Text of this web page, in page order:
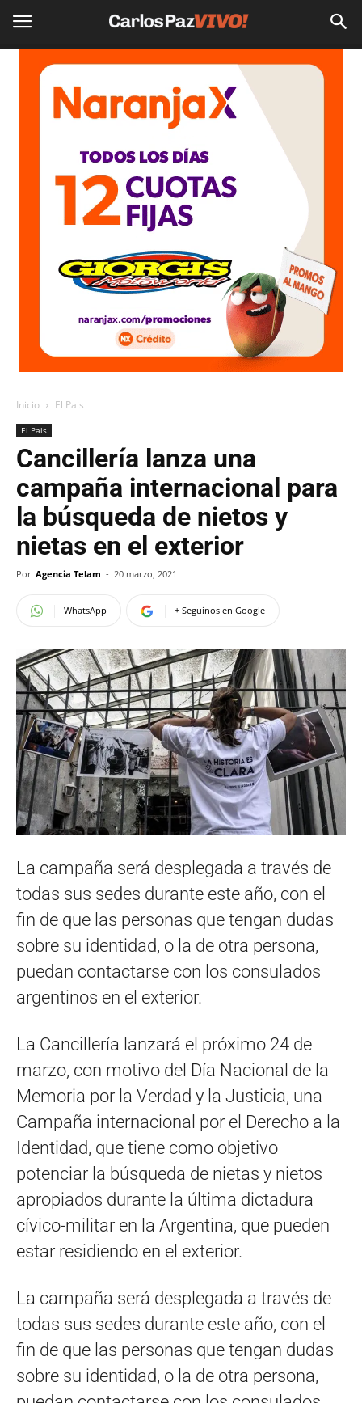
Inicio El Pais
El Pais
Cancillería lanza una
campaña internacional para
la búsqueda de nietos y
nietas en el exterior
Por Agencia Telam - 20 marzo, 2021
WhatsApp + Seguinos en Google
La campaña será desplegada a través de
todas sus sedes durante este año, con el
fin de que las personas que tengan dudas
sobre su identidad, o la de otra persona,
puedan contactarse con los consulados
argentinos en el exterior.
La Cancillería lanzará el próximo 24 de
marzo, con motivo del Día Nacional de la
Memoria por la Verdad y la Justicia, una
Campaña internacional por el Derecho a la
Identidad, que tiene como objetivo
potenciar la búsqueda de nietas y nietos
apropiados durante la última dictadura
cívico-militar en la Argentina, que pueden
estar residiendo en el exterior.
La campaña será desplegada a través de
todas sus sedes durante este año, con el
fin de que las personas que tengan dudas
sobre su identidad, o la de otra persona,